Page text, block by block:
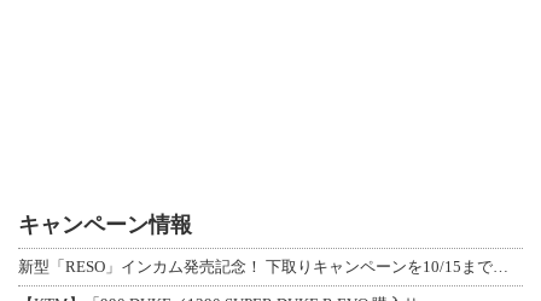
キャンペーン情報